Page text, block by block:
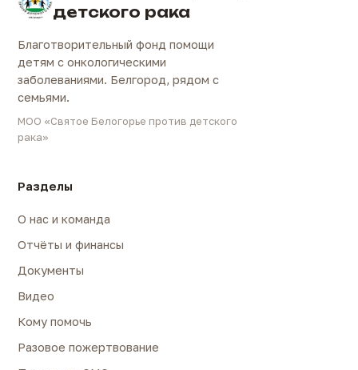
детского рака
Благотворительный фонд помощи
детям с онкологическими
заболеваниями. Белгород, рядом с
семьями.
МОО «Святое Белогорье против детского
рака»
Разделы
О нас и команда
Отчёты и финансы
Документы
Видео
Кому помочь
Разовое пожертвование